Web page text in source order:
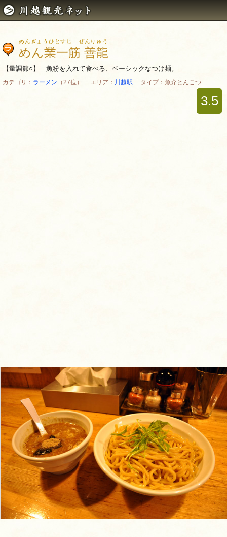
めんぎょうひとすじ ぜんりゅう
めん業一筋 善龍
【量調節○】 魚粉を入れて食べる、ベーシックなつけ麺。
カテゴリ： ラーメン （27位） エリア： 川越駅 タイプ：魚介とんこつ
3.5